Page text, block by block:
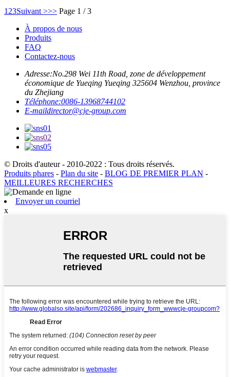
1 23Suivant >>> Page 1 / 3
À propos de nous
Produits
FAQ
Contactez-nous
Adresse:No.298 Wei 11th Road, zone de développement
économique de Yueqing Yueqing 325604 Wenzhou, province
du Zhejiang
Téléphone:0086-13968744102
E-maildirector@cje-group.com
© Droits d'auteur - 2010-2022 : Tous droits réservés.
Produits phares - Plan du site - BLOG DE PREMIER PLAN -
MEILLEURES RECHERCHES
Envoyer un courriel
x